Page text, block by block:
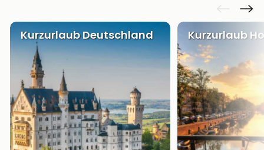
Kurzurlaub Deutschland Kurzurlaub